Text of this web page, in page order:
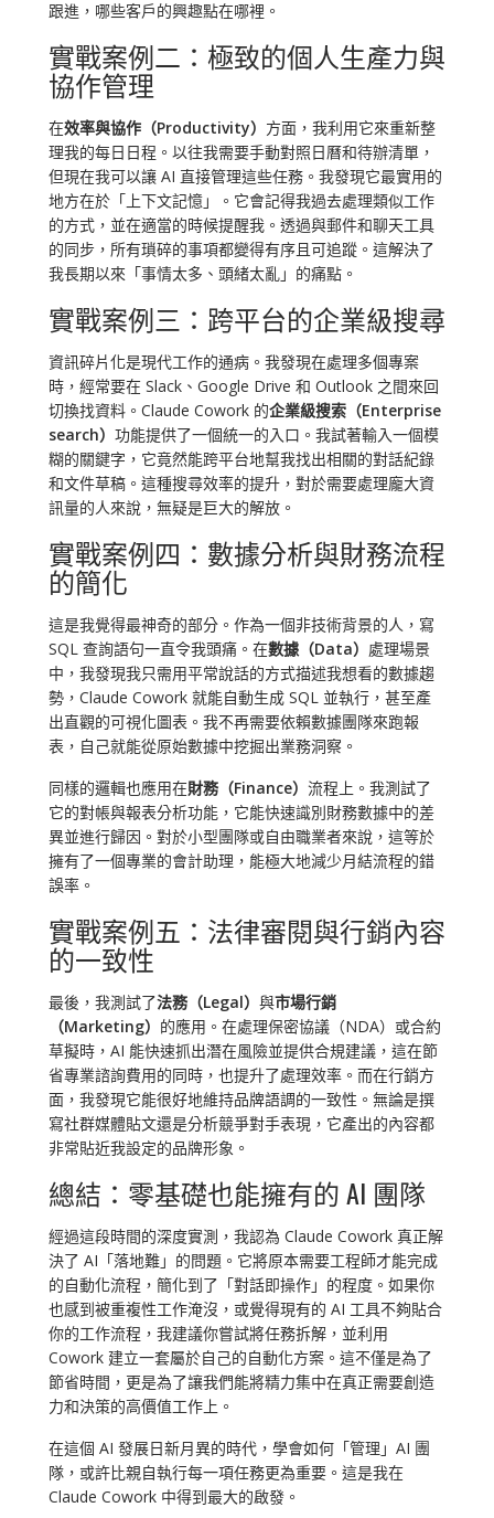
跟進，哪些客戶的興趣點在哪裡。
實戰案例二：極致的個人生產力與
協作管理
在效率與協作（Productivity） 方面，我利用它來重新整
理我的每日日程。以往我需要手動對照日曆和待辦清單，
但現在我可以讓 AI 直接管理這些任務。我發現它最實用的
地方在於「上下文記憶」。它會記得我過去處理類似工作
的方式，並在適當的時候提醒我。透過與郵件和聊天工具
的同步，所有瑣碎的事項都變得有序且可追蹤。這解決了
我長期以來「事情太多、頭緒太亂」的痛點。
實戰案例三：跨平台的企業級搜尋
資訊碎片化是現代工作的通病。我發現在處理多個專案
時，經常要在 Slack、Google Drive 和 Outlook 之間來回
切換找資料。Claude Cowork 的企業級搜索（Enterprise
search） 功能提供了一個統一的入口。我試著輸入一個模
糊的關鍵字，它竟然能跨平台地幫我找出相關的對話紀錄
和文件草稿。這種搜尋效率的提升，對於需要處理龐大資
訊量的人來說，無疑是巨大的解放。
實戰案例四：數據分析與財務流程
的簡化
這是我覺得最神奇的部分。作為一個非技術背景的人，寫
SQL 查詢語句一直令我頭痛。在數據（Data） 處理場景
中，我發現我只需用平常說話的方式描述我想看的數據趨
勢，Claude Cowork 就能自動生成 SQL 並執行，甚至產
出直觀的可視化圖表。我不再需要依賴數據團隊來跑報
表，自己就能從原始數據中挖掘出業務洞察。
同樣的邏輯也應用在財務（Finance） 流程上。我測試了
它的對帳與報表分析功能，它能快速識別財務數據中的差
異並進行歸因。對於小型團隊或自由職業者來說，這等於
擁有了一個專業的會計助理，能極大地減少月結流程的錯
誤率。
實戰案例五：法律審閱與行銷內容
的一致性
最後，我測試了法務（Legal） 與市場行銷
（Marketing） 的應用。在處理保密協議（NDA）或合約
草擬時，AI 能快速抓出潛在風險並提供合規建議，這在節
省專業諮詢費用的同時，也提升了處理效率。而在行銷方
面，我發現它能很好地維持品牌語調的一致性。無論是撰
寫社群媒體貼文還是分析競爭對手表現，它產出的內容都
非常貼近我設定的品牌形象。
總結：零基礎也能擁有的 AI 團隊
經過這段時間的深度實測，我認為 Claude Cowork 真正解
決了 AI「落地難」的問題。它將原本需要工程師才能完成
的自動化流程，簡化到了「對話即操作」的程度。如果你
也感到被重複性工作淹沒，或覺得現有的 AI 工具不夠貼合
你的工作流程，我建議你嘗試將任務拆解，並利用
Cowork 建立一套屬於自己的自動化方案。這不僅是為了
節省時間，更是為了讓我們能將精力集中在真正需要創造
力和決策的高價值工作上。
在這個 AI 發展日新月異的時代，學會如何「管理」AI 團
隊，或許比親自執行每一項任務更為重要。這是我在
Claude Cowork 中得到最大的啟發。